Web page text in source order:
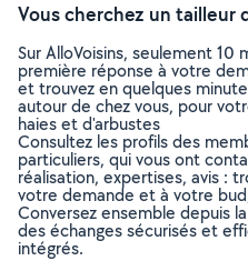
Vous cherchez un tailleur
Sur AlloVoisins, seulement 10
première réponse à votre
et trouvez en quelques
autour de chez vous, pour
haies et d'arbustes
Consultez les profils des
particuliers, qui vous ont
réalisation, expertises, avis :
votre demande et à votre
Conversez ensemble depuis
des échanges sécurisés et
intégrés.